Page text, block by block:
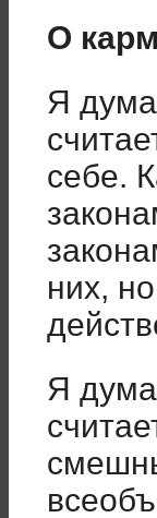
О
Я
себе.
них,
Я